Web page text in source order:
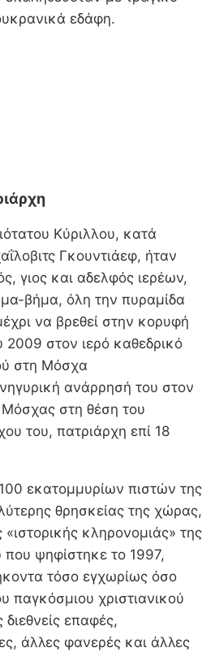
εδάφη.
Κύριλλου, κατά
Γκουντιάεφ, ήταν
γιος και αδελφός ιερέων,
βήμα, όλη την πυραμίδα
να βρεθεί στην κορυφή
2009 στον ιερό καθεδρικό
στη Μόσχα
ανάρρησή του στον
στη θέση του
του, πατριάρχη επί 18
εκατομμυρίων πιστών της
θρησκείας της χώρας,
κληρονομιάς» της
ψηφίστηκε το 1997,
τόσο εγχωρίως όσο
παγκόσμιου χριστιανικού
διεθνείς επαφές,
άλλες φανερές και άλλες